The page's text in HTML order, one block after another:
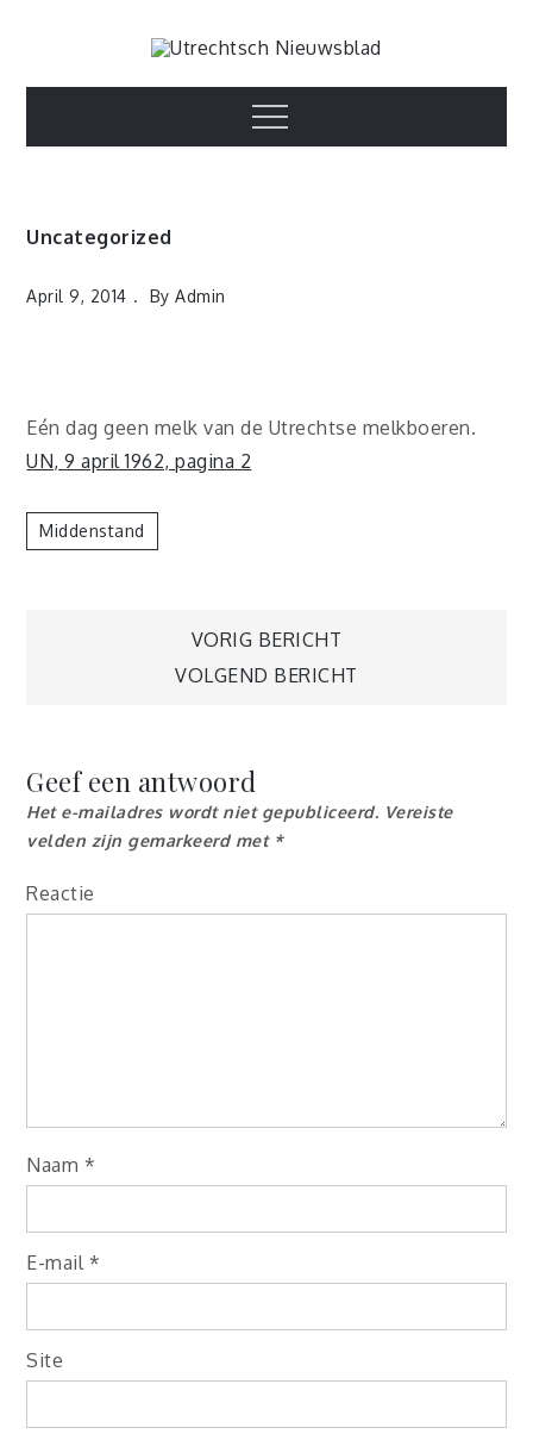
Utrechtsch
Nieuwsblad
1893-1967
Menu
Uncategorized
April 9, 2014 ByAdmin
Eén dag geen melk van de Utrechtse melkboeren.
UN, 9 april 1962, pagina 2
Middenstand
Berichtnavigatie
VORIG BERICHT
VOLGEND BERICHT
Geef een antwoord
Het e-mailadres wordt niet gepubliceerd. Vereiste
velden zijn gemarkeerd met *
Reactie
Naam *
E-mail *
Site